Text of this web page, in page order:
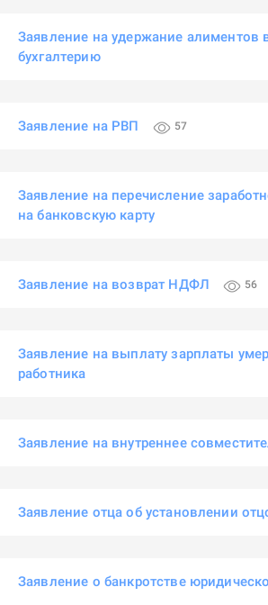
Заявление на удержание алиментов
бухгалтерию
Заявление на РВП 57
Заявление на перечисление
на банковскую карту
Заявление на возврат НДФЛ 56
Заявление на выплату зарплаты
работника
Заявление на внутреннее
Заявление отца об установлении
Заявление о банкротстве